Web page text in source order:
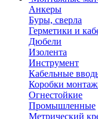
Анкеры
Буры, сверла
Герметики и
Дюбели
Изолента
Инструмент
Кабельные
Коробки
Огнестойкие
Промышленные
Метрический